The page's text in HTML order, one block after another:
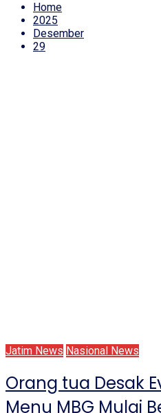
Home
2025
Desember
29
Jatim News Nasional News
Orang tua Desak
Menu MBG Mulai